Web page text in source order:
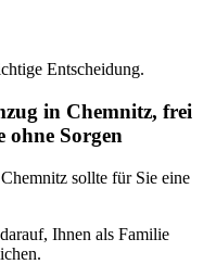
Entscheidung.
in Chemnitz, frei
ohne Sorgen
sollte für Sie eine
Ihnen als Familie